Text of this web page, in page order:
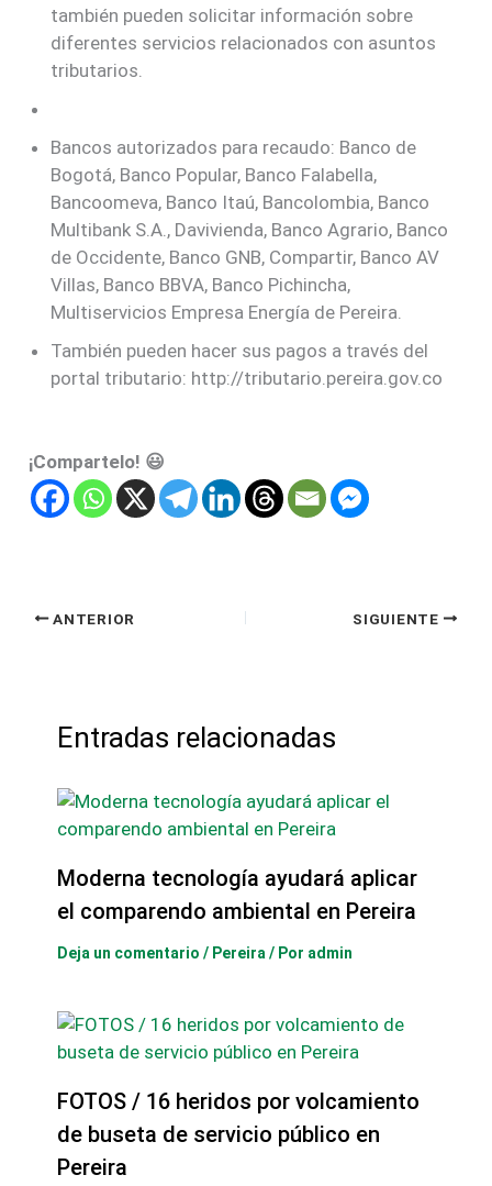
también pueden solicitar información sobre
diferentes servicios relacionados con asuntos
tributarios.
Bancos autorizados para recaudo: Banco de
Bogotá, Banco Popular, Banco Falabella,
Bancoomeva, Banco Itaú, Bancolombia, Banco
Multibank S.A., Davivienda, Banco Agrario, Banco
de Occidente, Banco GNB, Compartir, Banco AV
Villas, Banco BBVA, Banco Pichincha,
Multiservicios Empresa Energía de Pereira.
También pueden hacer sus pagos a través del
portal tributario: http://tributario.pereira.gov.co
¡Compartelo! 😃
ANTERIOR SIGUIENTE
Entradas relacionadas
Moderna tecnología ayudará aplicar
el comparendo ambiental en Pereira
Deja un comentario / Pereira/ Por admin
FOTOS / 16 heridos por volcamiento
de buseta de servicio público en
Pereira